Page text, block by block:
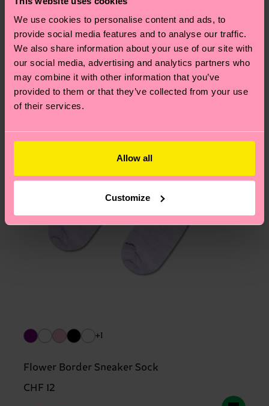
We use cookies to personalise content and ads, to
provide social media features and to analyse our traffic.
We also share information about your use of our site with
our social media, advertising and analytics partners who
may combine it with other information that you’ve
provided to them or that they’ve collected from your use
of their services.
Allow all
Customize
dass es sich hierbei um einen Richtwert handelt
und die genaue Lieferzeit von der lokalen Post in
deinem Land abhängt.
Du hast Fragen zu einer Retoure? In unserem
Hilfebereich im Artikel Retouren findest du die
am häufigsten gestellten Fragen.
Ähnliche muster
Neuheit
+1
Flower Border Sneaker Sock
CHF 12